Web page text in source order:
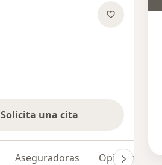
Solicita una cita
Aseguradoras Opiniones (1)